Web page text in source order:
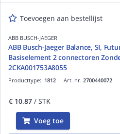
Toevoegen aan bestellijst
ABB BUSCH-JAEGER
ABB Busch-Jaeger Balance, SI,
Basiselement 2 connectoren
2CKA001753A8055
Art. nr. 2700440072
Producttype: 1812
€ 10,87 / STK
Voeg toe